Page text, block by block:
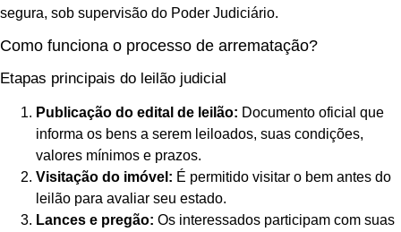
segura, sob supervisão do Poder Judiciário.
Como funciona o processo de arrematação?
Etapas principais do leilão judicial
Publicação do edital de leilão: Documento oficial que
informa os bens a serem leiloados, suas condições,
valores mínimos e prazos.
Visitação do imóvel: É permitido visitar o bem antes do
leilão para avaliar seu estado.
Lances e pregão: Os interessados participam com suas